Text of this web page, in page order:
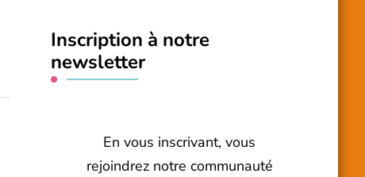
Inscription à notre
newsletter
En vous inscrivant, vous
rejoindrez notre communauté